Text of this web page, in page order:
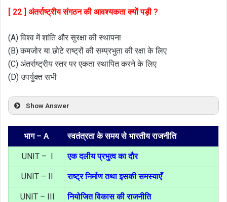
[ 22 ] अंतर्राष्ट्रीय संगठन की आवश्यकता क्यों पड़ी ?
(A) विश्व में शांति और सुरक्षा की स्थापना
(B) कमजोर या छोटे राष्ट्रों की सम्प्रभुता की रक्षा के लिए
(C) अंतर्राष्ट्रीय स्तर पर एकता स्थापित करने के लिए
(D) उपर्युक्त सभी
Show Answer
भाग – A स्वतंत्रता के समय से भारतीय राजनीति
UNIT – I एक दलीय प्रभुत्व का दौर
UNIT – II राष्ट्र निर्माण तथा इसकी समस्याएँ
UNIT – III नियोजित विकास की राजनीति